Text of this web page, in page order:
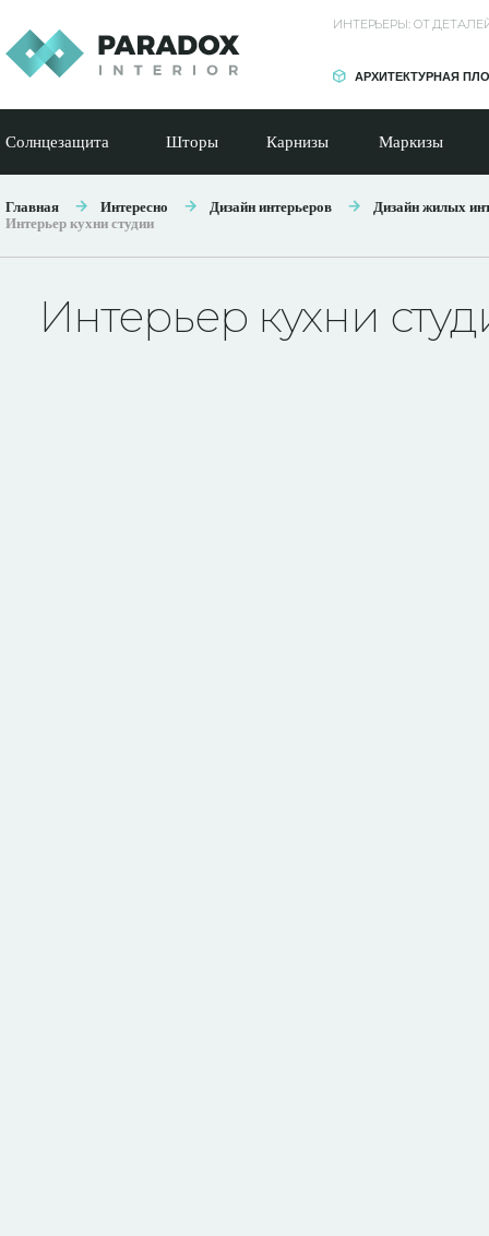
ИНТЕРЬЕРЫ: ОТ
АРХИТЕКТУРНАЯ
Солнцезащита Шторы Карнизы Маркизы
Главная Интересно Дизайн интерьеров Дизайн жилых
Интерьер кухни студии
Интерьер кухни